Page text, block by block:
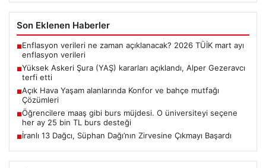
Son Eklenen Haberler
■Enflasyon verileri ne zaman açıklanacak? 2026 TÜİK mart ayı
enflasyon verileri
■Yüksek Askeri Şura (YAŞ) kararları açıklandı, Alper Gezeravcı
terfi etti
■Açık Hava Yaşam alanlarında Konfor ve bahçe mutfağı
Çözümleri
■Öğrencilere maaş gibi burs müjdesi. O üniversiteyi seçene
her ay 25 bin TL burs desteği
■İranlı 13 Dağcı, Süphan Dağı’nın Zirvesine Çıkmayı Başardı